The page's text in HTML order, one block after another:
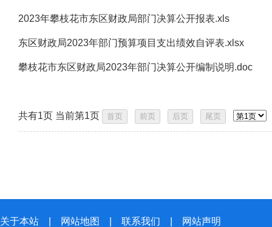
2023年攀枝花市东区财政局部门决算公开报表.xls
东区财政局2023年部门预算项目支出绩效自评表.xlsx
攀枝花市东区财政局2023年部门决算公开编制说明.doc
共有1页 当前第1页
关于本站 网站地图 联系我们
网站声明